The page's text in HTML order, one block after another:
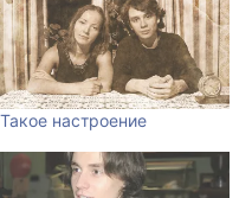
Такое настроение